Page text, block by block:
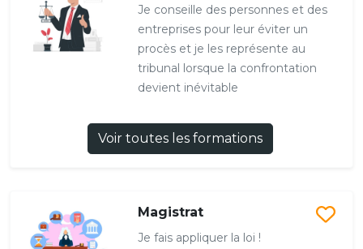
Je conseille des personnes et des
entreprises pour leur éviter un
procès et je les représente au
tribunal lorsque la confrontation
devient inévitable
Voir toutes les formations
Magistrat
Je fais appliquer la loi !